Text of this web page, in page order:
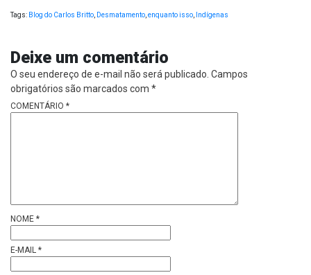
Tags: Blog do Carlos Britto Desmatamento enquanto isso Indígenas
Deixe um comentário
O seu endereço de e-mail não será publicado. Campos
obrigatórios são marcados com *
COMENTÁRIO *
NOME *
E-MAIL *